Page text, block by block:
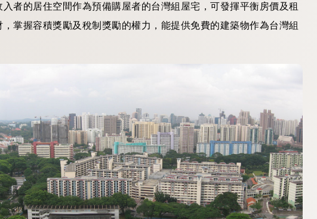
者的居住空間作為預備購屋者的台灣組屋宅，可發揮平衡房價及租
掌握容積獎勵及稅制獎勵的權力，能提供免費的建築物作為台灣組